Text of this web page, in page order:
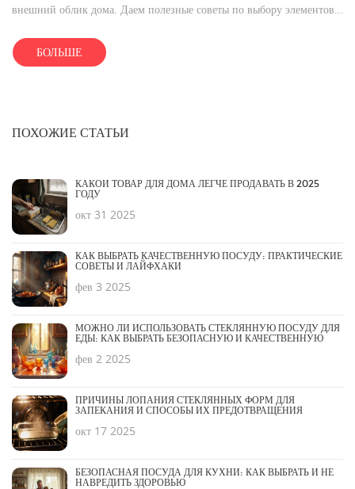
внешний облик дома. Даем полезные советы по выбору элементов
сегодняшнего дня. Обсуждаем, что определяет стиль и характер
современного коттеджа. Делимся идеями, которые помогут сделать
БОЛЬШЕ
ПОХОЖИЕ СТАТЬИ
КАКОЙ ТОВАР ДЛЯ ДОМА ЛЕГЧЕ ПРОДАВАТЬ В 2025
ГОДУ
окт 31 2025
КАК ВЫБРАТЬ КАЧЕСТВЕННУЮ ПОСУДУ: ПРАКТИЧЕСКИЕ
СОВЕТЫ И ЛАЙФХАКИ
фев 3 2025
МОЖНО ЛИ ИСПОЛЬЗОВАТЬ СТЕКЛЯННУЮ ПОСУДУ ДЛЯ
ЕДЫ: КАК ВЫБРАТЬ БЕЗОПАСНУЮ И КАЧЕСТВЕННУЮ
фев 2 2025
ПРИЧИНЫ ЛОПАНИЯ СТЕКЛЯННЫХ ФОРМ ДЛЯ
ЗАПЕКАНИЯ И СПОСОБЫ ИХ ПРЕДОТВРАЩЕНИЯ
окт 17 2025
БЕЗОПАСНАЯ ПОСУДА ДЛЯ КУХНИ: КАК ВЫБРАТЬ И НЕ
НАВРЕДИТЬ ЗДОРОВЬЮ